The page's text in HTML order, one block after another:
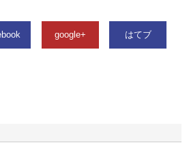
google+ はてブ